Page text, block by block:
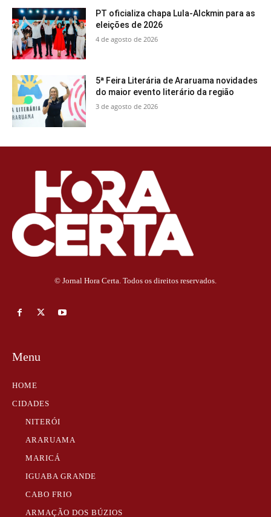
PT oficializa chapa Lula-Alckmin para as
eleições de 2026
4 de agosto de 2026
5ª Feira Literária de Araruama novidades
do maior evento literário da região
3 de agosto de 2026
© Jornal Hora Certa. Todos os direitos reservados.
Menu
HOME
CIDADES
NITERÓI
ARARUAMA
MARICÁ
IGUABA GRANDE
CABO FRIO
ARMAÇÃO DOS BÚZIOS